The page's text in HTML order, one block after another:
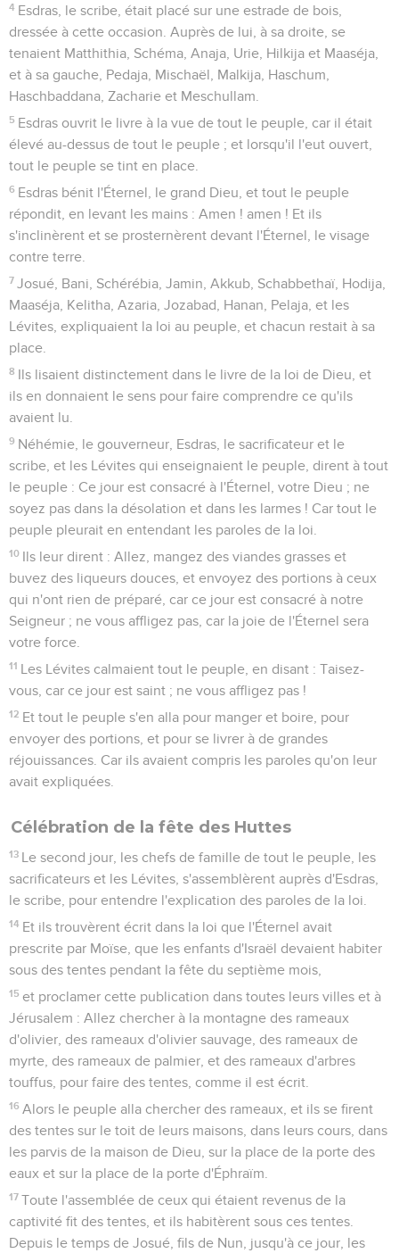
4 Esdras, le scribe, était placé sur une estrade de bois,
dressée à cette occasion. Auprès de lui, à sa droite, se
tenaient Matthithia, Schéma, Anaja, Urie, Hilkija et Maaséja,
et à sa gauche, Pedaja, Mischaël, Malkija, Haschum,
Haschbaddana, Zacharie et Meschullam.
5 Esdras ouvrit le livre à la vue de tout le peuple, car il était
élevé au-dessus de tout le peuple ; et lorsqu'il l'eut ouvert,
tout le peuple se tint en place.
6 Esdras bénit l'Éternel, le grand Dieu, et tout le peuple
répondit, en levant les mains : Amen ! amen ! Et ils
s'inclinèrent et se prosternèrent devant l'Éternel, le visage
contre terre.
7 Josué, Bani, Schérébia, Jamin, Akkub, Schabbethaï, Hodija,
Maaséja, Kelitha, Azaria, Jozabad, Hanan, Pelaja, et les
Lévites, expliquaient la loi au peuple, et chacun restait à sa
place.
8 Ils lisaient distinctement dans le livre de la loi de Dieu, et
ils en donnaient le sens pour faire comprendre ce qu'ils
avaient lu.
9 Néhémie, le gouverneur, Esdras, le sacrificateur et le
scribe, et les Lévites qui enseignaient le peuple, dirent à tout
le peuple : Ce jour est consacré à l'Éternel, votre Dieu ; ne
soyez pas dans la désolation et dans les larmes ! Car tout le
peuple pleurait en entendant les paroles de la loi.
10 Ils leur dirent : Allez, mangez des viandes grasses et
buvez des liqueurs douces, et envoyez des portions à ceux
qui n'ont rien de préparé, car ce jour est consacré à notre
Seigneur ; ne vous affligez pas, car la joie de l'Éternel sera
votre force.
11 Les Lévites calmaient tout le peuple, en disant : Taisez-
vous, car ce jour est saint ; ne vous affligez pas !
12 Et tout le peuple s'en alla pour manger et boire, pour
envoyer des portions, et pour se livrer à de grandes
réjouissances. Car ils avaient compris les paroles qu'on leur
avait expliquées.
Célébration de la fête des Huttes
13 Le second jour, les chefs de famille de tout le peuple, les
sacrificateurs et les Lévites, s'assemblèrent auprès d'Esdras,
le scribe, pour entendre l'explication des paroles de la loi.
14 Et ils trouvèrent écrit dans la loi que l'Éternel avait
prescrite par Moïse, que les enfants d'Israël devaient habiter
sous des tentes pendant la fête du septième mois,
15 et proclamer cette publication dans toutes leurs villes et à
Jérusalem : Allez chercher à la montagne des rameaux
d'olivier, des rameaux d'olivier sauvage, des rameaux de
myrte, des rameaux de palmier, et des rameaux d'arbres
touffus, pour faire des tentes, comme il est écrit.
16 Alors le peuple alla chercher des rameaux, et ils se firent
des tentes sur le toit de leurs maisons, dans leurs cours, dans
les parvis de la maison de Dieu, sur la place de la porte des
eaux et sur la place de la porte d'Éphraïm.
17 Toute l'assemblée de ceux qui étaient revenus de la
captivité fit des tentes, et ils habitèrent sous ces tentes.
Depuis le temps de Josué, fils de Nun, jusqu'à ce jour, les